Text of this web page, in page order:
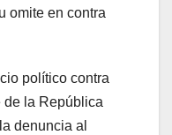
omite en contra
político contra
de la República
denuncia al